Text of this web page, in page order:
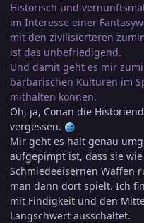
Historisch und
im Interesse einer
mit den zivilisierteren
ist das unbefriedigend.
Und damit geht es mir
barbarischen Kulturen im
mithalten können.
Oh, ja, Conan die
vergessen.
Mir geht es halt genau
aufgepimpt ist, dass sie
Schmiedeeisernen Waffen
man dann dort spielt. Ich
mit Findigkeit und den
Langschwert ausschaltet.